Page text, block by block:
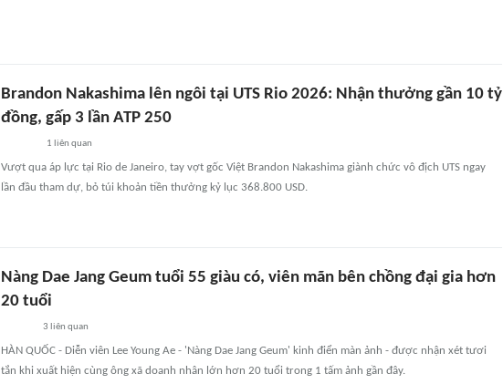
Brandon Nakashima lên ngôi tại UTS Rio 2026: Nhận thưởng gần 10 tỷ
đồng, gấp 3 lần ATP 250
1 liên quan
Vượt qua áp lực tại Rio de Janeiro, tay vợt gốc Việt Brandon Nakashima giành chức vô địch UTS ngay
lần đầu tham dự, bỏ túi khoản tiền thưởng kỷ lục 368.800 USD.
Nàng Dae Jang Geum tuổi 55 giàu có, viên mãn bên chồng đại gia hơn
20 tuổi
3 liên quan
HÀN QUỐC - Diễn viên Lee Young Ae - 'Nàng Dae Jang Geum' kinh điển màn ảnh - được nhận xét tươi
tắn khi xuất hiện cùng ông xã doanh nhân lớn hơn 20 tuổi trong 1 tấm ảnh gần đây.